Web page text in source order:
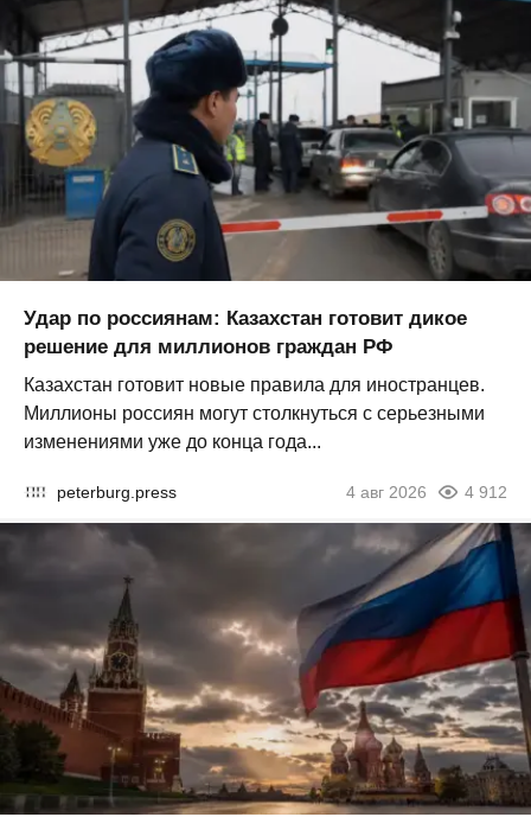
Удар по россиянам: Казахстан готовит дикое
решение для миллионов граждан РФ
Казахстан готовит новые правила для иностранцев.
Миллионы россиян могут столкнуться с серьезными
изменениями уже до конца года...
peterburg.press 4 авг 2026 4 912